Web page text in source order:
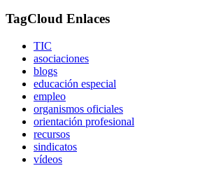
TagCloud Enlaces
TIC
asociaciones
blogs
educación especial
empleo
organismos oficiales
orientación profesional
recursos
sindicatos
vídeos